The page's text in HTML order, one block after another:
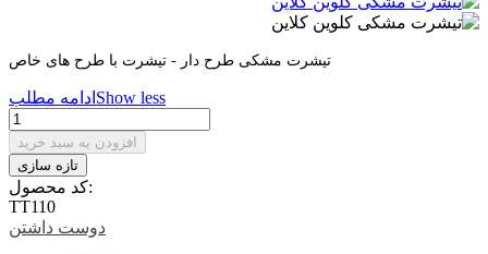
تیشرت مشکی طرح دار - تیشرت با طرح های خاص
ادامه مطلب Show less
افزودن به سبد خرید
کد محصول:
TT110
دوست داشتن